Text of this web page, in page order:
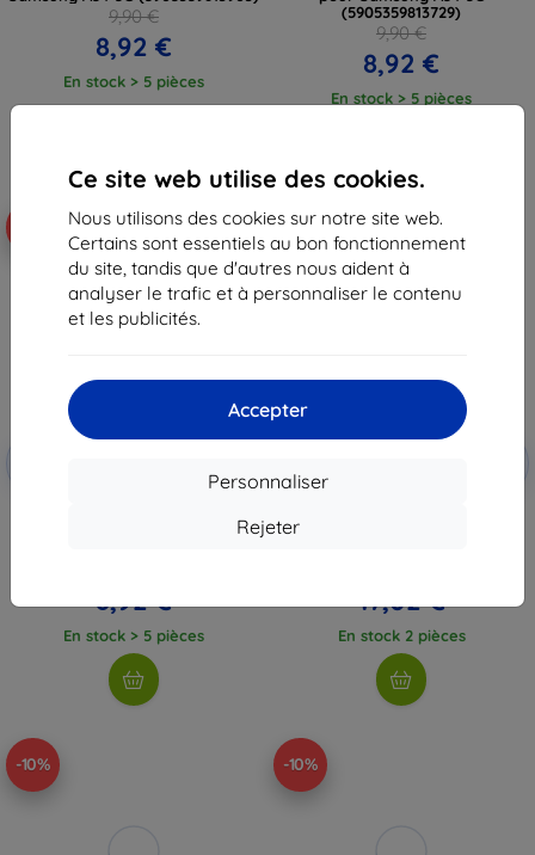
Ce site web utilise des cookies.
Nous utilisons des cookies sur notre site web.
Certains sont essentiels au bon fonctionnement
du site, tandis que d'autres nous aident à
analyser le trafic et à personnaliser le contenu
et les publicités.
Accepter
Personnaliser
Rejeter
9,90 €
8,92 €
En stock > 5 pièces
(5905359813729)
9,90 €
8,92 €
En stock > 5 pièces
Réduction
8,92 €
En stock > 5 pièces
-10%
Réduction
17,02 €
En stock 2 pièces
-10% -10%